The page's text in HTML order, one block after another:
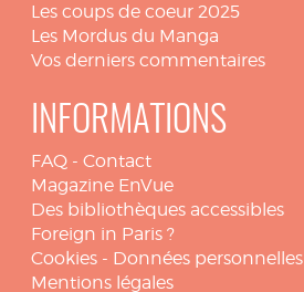
Les coups de coeur 2025
Les Mordus du Manga
Vos derniers commentaires
INFORMATIONS
FAQ - Contact
Magazine EnVue
Des bibliothèques accessibles
Foreign in Paris ?
Cookies - Données personnelles
Mentions légales